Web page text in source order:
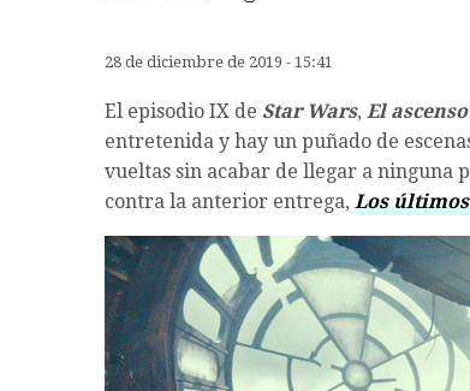
28 de diciembre de 2019 - 15:41
El episodio IX de Star Wars, El
entretenida y hay un puñado de
vueltas sin acabar de llegar a ninguna
contra la anterior entrega, Los últimos